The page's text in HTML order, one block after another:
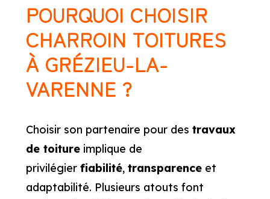
POURQUOI CHOISIR
CHARROIN TOITURES
À GRÉZIEU-LA-
VARENNE ?
Choisir son partenaire pour des travaux
de toitureimplique de
privilégier fiabilité, transparenceet
adaptabilité. Plusieurs atouts font